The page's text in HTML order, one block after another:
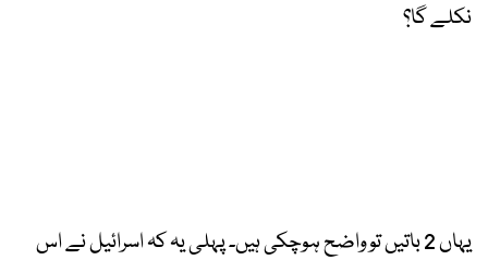
نکلے گا؟
یہاں 2 باتیں تو واضح ہوچکی ہیں۔ پہلی یہ کہ اسرائیل نے اس